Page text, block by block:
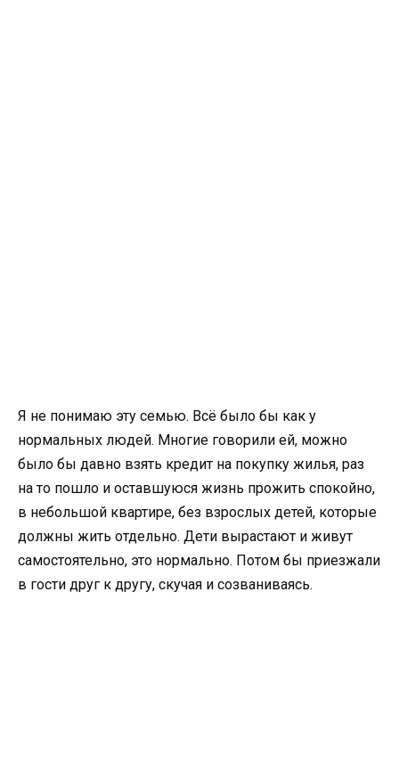
Я не понимаю эту семью. Всё было бы как у
нормальных людей. Многие говорили ей, можно
было бы давно взять кредит на покупку жилья, раз
на то пошло и оставшуюся жизнь прожить спокойно,
в небольшой квартире, без взрослых детей, которые
должны жить отдельно. Дети вырастают и живут
самостоятельно, это нормально. Потом бы приезжали
в гости друг к другу, скучая и созваниваясь.